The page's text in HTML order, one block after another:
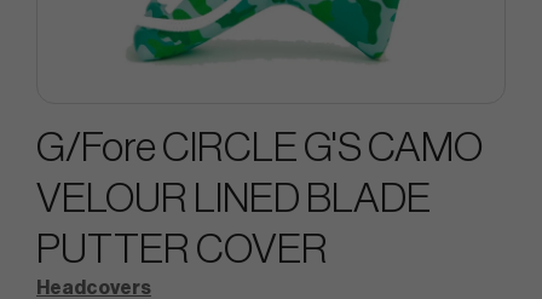
G/Fore CIRCLE G'S CAMO
VELOUR LINED BLADE
PUTTER COVER
Headcovers